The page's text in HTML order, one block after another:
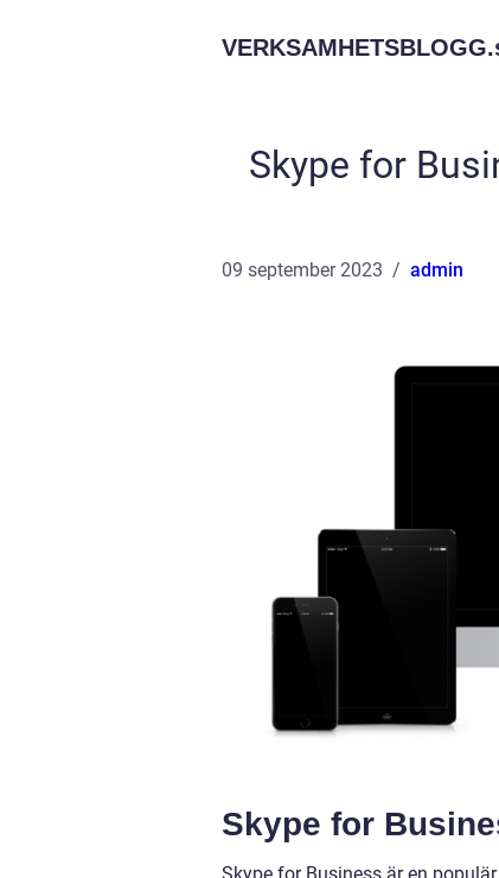
VERKSAMHETSBLOGG.
Skype for
09 september 2023 admin
Skype for